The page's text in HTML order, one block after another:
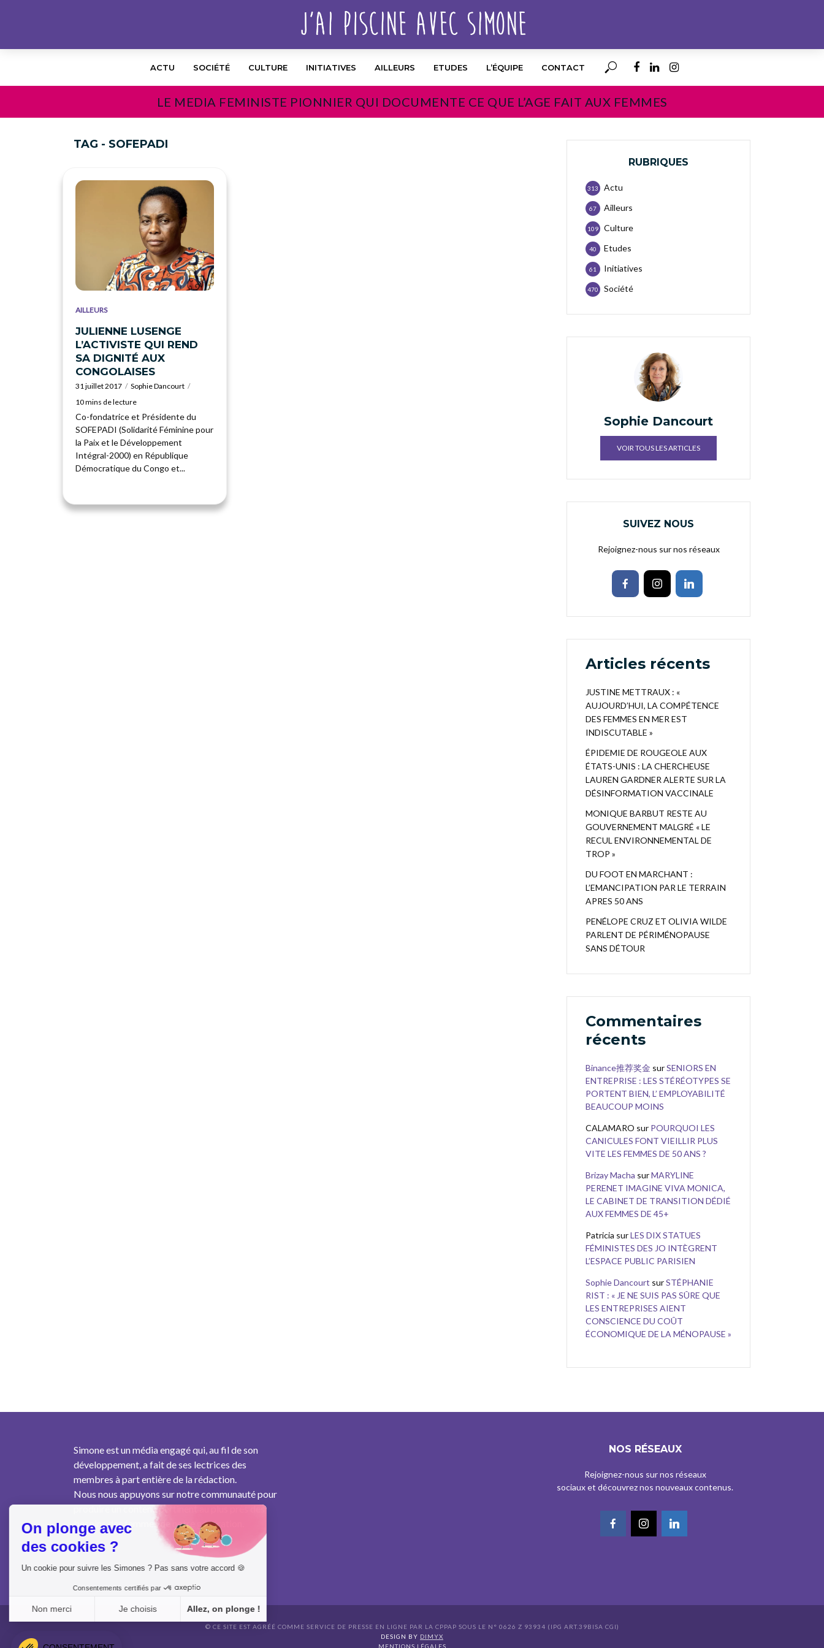
ACTU SOCIÉTÉ CULTURE INITIATIVES AILLEURS ETUDES L’ÉQUIPE CONTACT
LE MEDIA FEMINISTE PIONNIER QUI DOCUMENTE CE QUE L’AGE FAIT AUX FEMMES
TAG - SOFEPADI
AILLEURS
JULIENNE LUSENGE
L’ACTIVISTE QUI REND
SA DIGNITÉ AUX
CONGOLAISES
31 juillet 2017
Sophie Dancourt
10 mins de lecture
Co-fondatrice et Présidente du
SOFEPADI (Solidarité Féminine pour
la Paix et le Développement
Intégral-2000) en République
Démocratique du Congo et...
RUBRIQUES
Actu
313
Ailleurs
67
Culture
109
Etudes
40
Initiatives
61
Société
470
Sophie Dancourt
VOIR TOUS LES ARTICLES
SUIVEZ NOUS
Rejoignez-nous sur nos réseaux
Articles récents
JUSTINE METTRAUX : «
AUJOURD’HUI, LA COMPÉTENCE
DES FEMMES EN MER EST
INDISCUTABLE »
ÉPIDEMIE DE ROUGEOLE AUX
ÉTATS-UNIS : LA CHERCHEUSE
LAUREN GARDNER ALERTE SUR LA
DÉSINFORMATION VACCINALE
MONIQUE BARBUT RESTE AU
GOUVERNEMENT MALGRÉ « LE
RECUL ENVIRONNEMENTAL DE
TROP »
DU FOOT EN MARCHANT :
L’EMANCIPATION PAR LE TERRAIN
APRES 50 ANS
PENÉLOPE CRUZ ET OLIVIA WILDE
PARLENT DE PÉRIMÉNOPAUSE
SANS DÉTOUR
Commentaires
récents
Binance推荐奖金 surSENIORS EN
ENTREPRISE : LES STÉRÉOTYPES SE
PORTENT BIEN, L’ EMPLOYABILITÉ
BEAUCOUP MOINS
CALAMARO sur POURQUOI LES
CANICULES FONT VIEILLIR PLUS
VITE LES FEMMES DE 50 ANS ?
Brizay Macha surMARYLINE
PERENET IMAGINE VIVA MONICA,
LE CABINET DE TRANSITION DÉDIÉ
AUX FEMMES DE 45+
Patricia surLES DIX STATUES
FÉMINISTES DES JO INTÈGRENT
L’ESPACE PUBLIC PARISIEN
Sophie Dancourt surSTÉPHANIE
RIST : « JE NE SUIS PAS SÛRE QUE
LES ENTREPRISES AIENT
CONSCIENCE DU COÛT
ÉCONOMIQUE DE LA MÉNOPAUSE »
Simone est un média engagé qui, au fil de son
développement, a fait de ses lectrices des
membres à part entière de la rédaction.
Nous nous appuyons sur notre communauté pour
produire un contenu pertinent au plus près des
besoins des femmes de notre génération.
NOS RÉSEAUX
Rejoignez-nous sur nos réseaux
sociaux et découvrez nos nouveaux contenus.
© CE SITE EST AGRÉÉ COMME SERVICE DE PRESSE EN LIGNE PAR LA CPPAP SOUS LE N° 0626 Z 93934 (IPG ART.39BISA CGI)
DESIGN BY DIMYX
MENTIONS LÉGALES
On plonge avec
des cookies ?
Un cookie pour suivre les Simones ? Pas sans votre accord 🍪
Consentements certifiés par
Non merci Je choisis Allez, on plonge !
Plateforme de Gestion du Consentement : Personnalisez vos Options